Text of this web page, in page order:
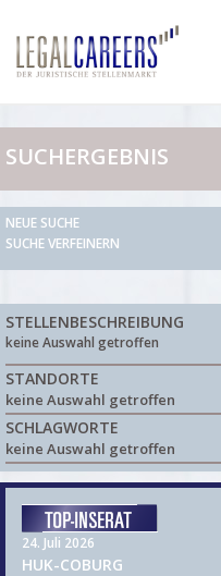
SUCHERGEBNIS
NEUE SUCHE
SUCHE VERFEINERN
STELLENBESCHREIBUNG
keine Auswahl getroffen
STANDORTE
keine Auswahl getroffen
SCHLAGWORTE
keine Auswahl getroffen
24. Juli 2026
HUK-COBURG